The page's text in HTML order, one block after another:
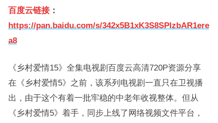
百度云链接：
https://pan.baidu.com/s/342x5B1xK3S8SPIzbAR1ere
a8
《乡村爱情15》全集电视剧百度云高清720P资源分享
在《乡村爱情5》之前，该系列电视剧一直只在卫视播
出，由于这个有着一批牢稳的中老年收视整体。但从
《乡村爱情5》着手，同步上线了网络视频文件平台，